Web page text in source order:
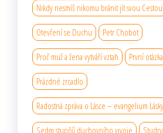
Nikdy nesmíš nikomu bránit jít svou Cestou!
Otevření se Duchu Petr Chobot
Proč muž a žena vytváří vztah První otázka
Prázdné zrcadlo
Radostná zpráva o Lásce – evangelium Lásky
Sedm stupňů duchovního vıvoje